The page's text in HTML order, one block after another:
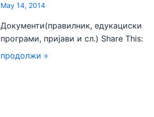
May 14, 2014
Документи(правилник, едукациски
програми, пријави и сл.) Share This:
продолжи »